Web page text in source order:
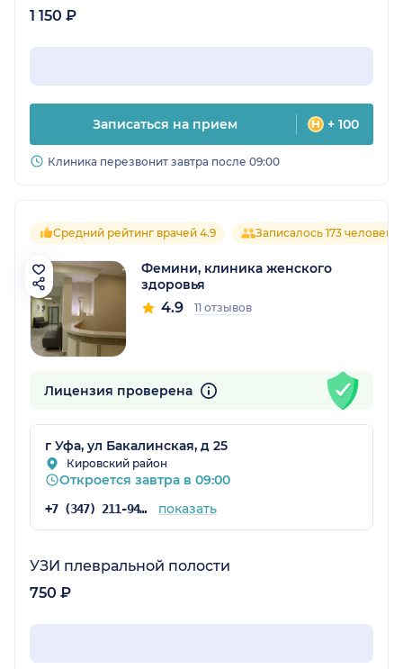
1 150 ₽
Записаться на прием + 100
Клиника перезвонит завтра после 09:00
Средний рейтинг врачей 4.9 Записалось 173 человека
Фемини, клиника женского
здоровья
4.9 11 отзывов
Лицензия проверена
г Уфа, ул Бакалинская, д 25
Кировский район
Откроется завтра в 09:00
+7 (347) 211-94-15 показать
УЗИ плевральной полости
750 ₽